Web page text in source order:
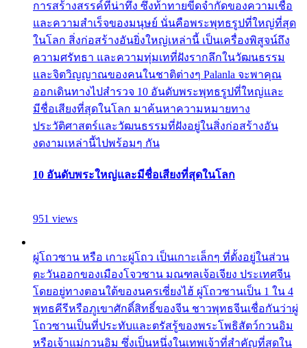
การสร้างสรรค์ที่น่าทึ่ง ซึ่งท้าทายขีดจำกัดของความเชื่อ
และความสำเร็จของมนุษย์ นั่นคือพระพุทธรูปที่ใหญ่ที่สุด
ในโลก สิ่งก่อสร้างอันยิ่งใหญ่เหล่านี้ เป็นเครื่องพิสูจน์ถึง
ความศรัทธา และความทุ่มเทที่ฝังรากลึกในวัฒนธรรม
และจิตวิญญาณของคนในชาติต่างๆ Palanla จะพาคุณ
ออกเดินทางไปสำรวจ 10 อันดับพระพุทธรูปที่ใหญ่และ
มีชื่อเสียงที่สุดในโลก มาค้นหาความหมายทาง
ประวัติศาสตร์และวัฒนธรรมที่ฝังอยู่ในสิ่งก่อสร้างอัน
งดงามเหล่านี้ไปพร้อมๆ กัน
10 อันดับพระใหญ่และมีชื่อเสียงที่สุดในโลก
951 views
ผู่โถวซาน หรือ เกาะผู่โถว เป็นเกาะเล็กๆ ที่ตั้งอยู่ในส่วน
ตะวันออกของเมืองโจวซาน มณฑลเจ้อเจียง ประเทศจีน
โดยอยู่ทางตอนใต้ของนครเซี่ยงไฮ้ ผู่โถวซานเป็น 1 ใน 4
พุทธคีรีหรือภูเขาศักดิ์สิทธิ์ของจีน ชาวพุทธจีนเชื่อกันว่าผู่
โถวซานเป็นที่ประทับและตรัสรู้ของพระโพธิสัตว์กวนอิม
หรือเจ้าแม่กวนอิม ซึ่งเป็นหนึ่งในเทพเจ้าที่สำคัญที่สุดใน